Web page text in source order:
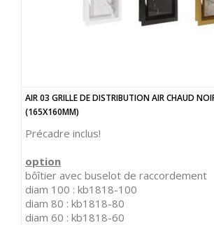
AIR 03 GRILLE DE DISTRIBUTION AIR CHAUD
(165X160MM)
Précadre inclus!
option
bôîtier avec buselot de raccordement
diam 100 : kb1818-100
diam 80 : kb1818-80
diam 60 : kb1818-60